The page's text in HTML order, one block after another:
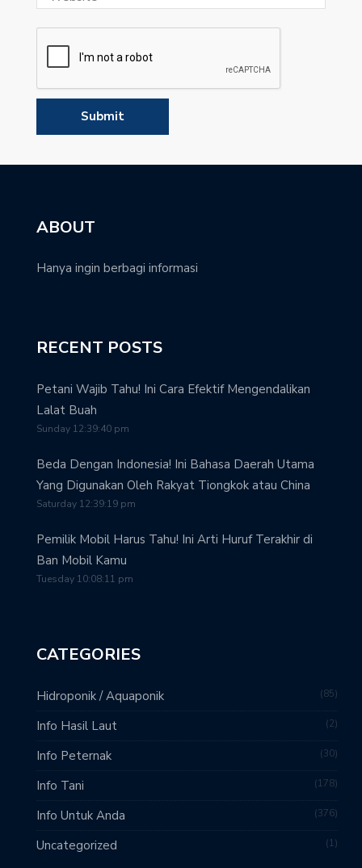
ABOUT
Hanya ingin berbagi informasi
RECENT POSTS
Petani Wajib Tahu! Ini Cara Efektif Mengendalikan
Lalat Buah
Sunday 12:39:40 pm
Beda Dengan Indonesia! Ini Bahasa Daerah Utama
Yang Digunakan Oleh Rakyat Tiongkok atau China
Saturday 12:39:19 pm
Pemilik Mobil Harus Tahu! Ini Arti Huruf Terakhir di
Ban Mobil Kamu
Tuesday 10:08:11 pm
CATEGORIES
Hidroponik / Aquaponik 85
Info Hasil Laut 2
Info Peternak 30
Info Tani 178
Info Untuk Anda 376
Uncategorized 1